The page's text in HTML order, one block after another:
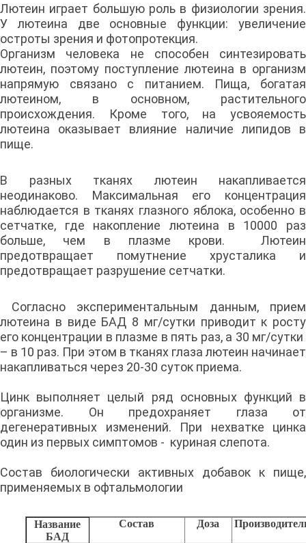
Лютеин играет большую роль в физиологии зрения.
У лютеина две основные функции: увеличение
остроты зрения и фотопротекция.
Организм человека не способен синтезировать
лютеин, поэтому поступление лютеина в организм
напрямую связано с питанием. Пища, богатая
лютеином, в основном, растительного
происхождения. Кроме того, на усвояемость
лютеина оказывает влияние наличие липидов в
пище.
В разных тканях лютеин накапливается
неодинаково. Максимальная его концентрация
наблюдается в тканях глазного яблока, особенно в
сетчатке, где накопление лютеина в 10000 раз
больше, чем в плазме крови. Лютеин
предотвращает помутнение хрусталика и
предотвращает разрушение сетчатки.
Согласно экспериментальным данным, прием
лютеина в виде БАД 8 мг/сутки приводит к росту
его концентрации в плазме в пять раз, а 30 мг/сутки
– в 10 раз. При этом в тканях глаза лютеин начинает
накапливаться через 20-30 суток приема.
Цинк выполняет целый ряд основных функций в
организме. Он предохраняет глаза от
дегенеративных изменений. При нехватке цинка
один из первых симптомов - куриная слепота.
Состав биологически активных добавок к пище,
применяемых в офтальмологии
Название
БАД
Состав Доза